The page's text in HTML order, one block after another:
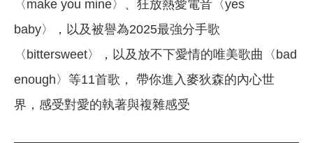
〈make you mine〉、狂放熱愛電音〈yes
baby〉，以及被譽為2025最強分手歌
〈bittersweet〉，以及放不下愛情的唯美歌曲〈bad
enough〉等11首歌， 帶你進入麥狄森的內心世
界，感受對愛的執著與複雜感受